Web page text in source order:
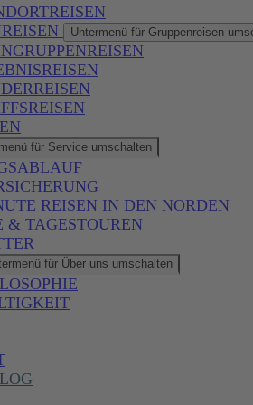
Untermenü für Gruppenreisen
für Service umschalten
REISEN IN DEN NORDEN
& TAGESTOUREN
für Über uns umschalten